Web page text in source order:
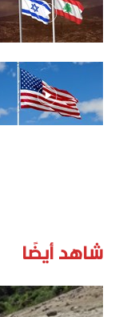
شاهد أيضًا